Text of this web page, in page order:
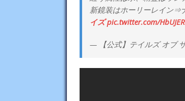
新鏡装はホーリーレイン⇒
イズ pic.twitter.com/
— 【公式】テイルズ オブ